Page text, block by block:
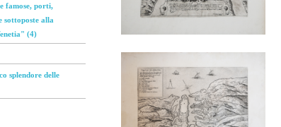
famose, porti,
sottoposte alla
(4)
splendore delle